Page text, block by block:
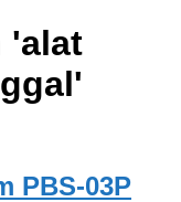
'alat
'
PBS-03P